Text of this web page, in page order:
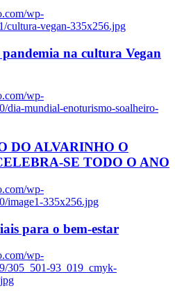
wp-
cultura-vegan-335x256.jpg
pandemia na cultura Vegan
wp-
dia-mundial-enoturismo-soalheiro-
DO ALVARINHO O
SE TODO O ANO
wp-
image1-335x256.jpg
para o bem-estar
wp-
305_501-93_019_cmyk-